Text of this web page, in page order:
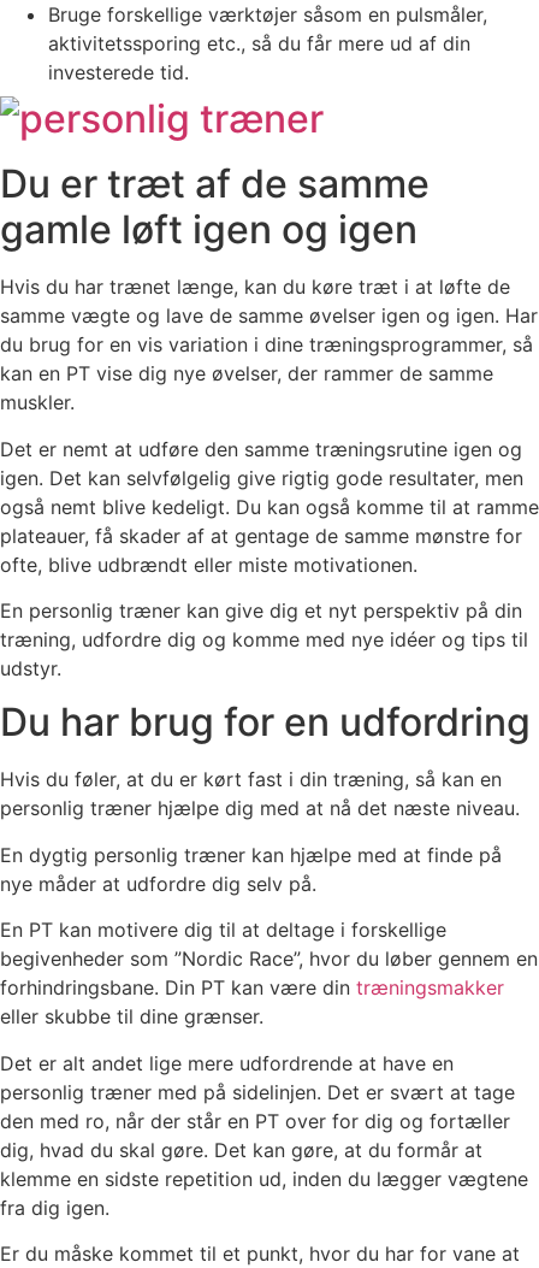
Bruge forskellige værktøjer såsom en pulsmåler,
aktivitetssporing etc., så du får mere ud af din
investerede tid.
Du er træt af de samme
gamle løft igen og igen
Hvis du har trænet længe, kan du køre træt i at løfte de
samme vægte og lave de samme øvelser igen og igen. Har
du brug for en vis variation i dine træningsprogrammer, så
kan en PT vise dig nye øvelser, der rammer de samme
muskler.
Det er nemt at udføre den samme træningsrutine igen og
igen. Det kan selvfølgelig give rigtig gode resultater, men
også nemt blive kedeligt. Du kan også komme til at ramme
plateauer, få skader af at gentage de samme mønstre for
ofte, blive udbrændt eller miste motivationen.
En personlig træner kan give dig et nyt perspektiv på din
træning, udfordre dig og komme med nye idéer og tips til
udstyr.
Du har brug for en udfordring
Hvis du føler, at du er kørt fast i din træning, så kan en
personlig træner hjælpe dig med at nå det næste niveau.
En dygtig personlig træner kan hjælpe med at finde på
nye måder at udfordre dig selv på.
En PT kan motivere dig til at deltage i forskellige
begivenheder som ”Nordic Race”, hvor du løber gennem en
forhindringsbane. Din PT kan være din træningsmakker
eller skubbe til dine grænser.
Det er alt andet lige mere udfordrende at have en
personlig træner med på sidelinjen. Det er svært at tage
den med ro, når der står en PT over for dig og fortæller
dig, hvad du skal gøre. Det kan gøre, at du formår at
klemme en sidste repetition ud, inden du lægger vægtene
fra dig igen.
Er du måske kommet til et punkt, hvor du har for vane at